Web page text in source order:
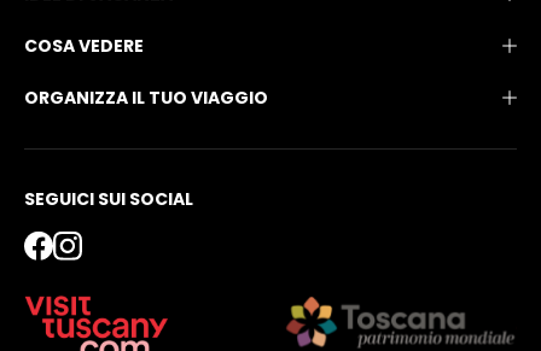
COSA VEDERE
ORGANIZZA IL TUO VIAGGIO
SEGUICI SUI SOCIAL